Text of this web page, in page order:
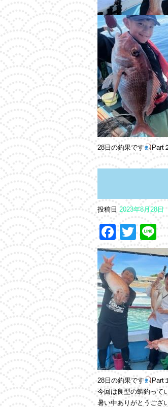
28日の釣果です Part
投稿日 2023年8月28日
28日の釣果です
Part１
今回は良型の鯛釣って
暑い中ありがとうござ